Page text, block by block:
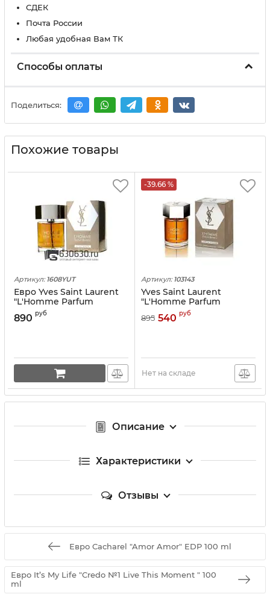
СДЕК
Почта России
Любая удобная Вам ТК
Способы оплаты
Поделиться:
Похожие товары
Артикул: 1608YUT
Евро Yves Saint Laurent
"L'Homme Parfum
Intense" 100 ml оптом
890 руб
-39.66 %
Артикул: 103143
Yves Saint Laurent
"L'Homme Parfum
Intense" 100 ml
895 540 руб
Нет на складе
Описание
Характеристики
Отзывы
Евро Cacharel "Amor Amor" EDP 100 ml
Евро It’s My Life "Credo №1 Live This Moment " 100
ml